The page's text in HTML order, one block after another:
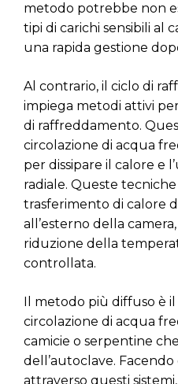
metodo potrebbe non
tipi di carichi sensibili al
una rapida gestione
Al contrario, il ciclo di
impiega metodi attivi
di raffreddamento.
circolazione di acqua
per dissipare il calore e
radiale. Queste tecniche
trasferimento di calore
all’esterno della
riduzione della
controllata.
Il metodo più diffuso è
circolazione di acqua
camicie o serpentine
dell’autoclave.
attraverso questi